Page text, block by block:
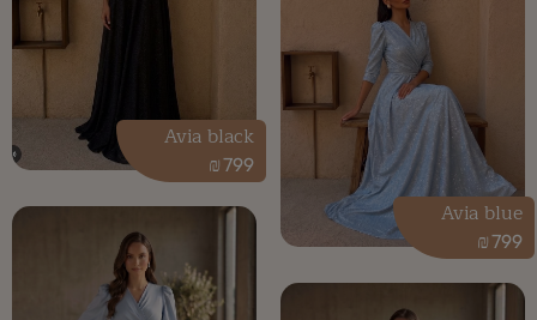
799
₪
Avia blue
799
₪
Avia black